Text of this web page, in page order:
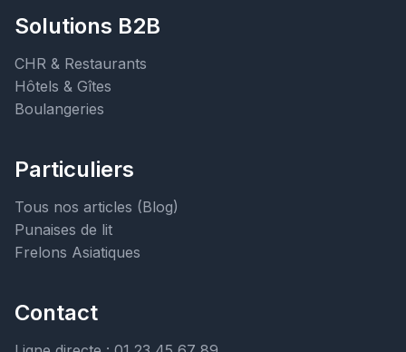
Solutions B2B
CHR & Restaurants
Hôtels & Gîtes
Boulangeries
Particuliers
Tous nos articles (Blog)
Punaises de lit
Frelons Asiatiques
Contact